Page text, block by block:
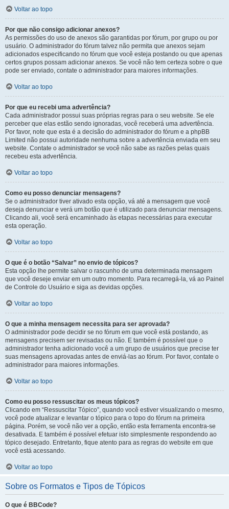
Voltar ao topo
Por que não consigo adicionar anexos?
As permissões do uso de anexos são garantidas por fórum, por grupo ou por
usuário. O administrador do fórum talvez não permita que anexos sejam
adicionados especificando no fórum que você esteja postando ou que apenas
certos grupos possam adicionar anexos. Se você não tem certeza sobre o que
pode ser enviado, contate o administrador para maiores informações.
Voltar ao topo
Por que eu recebi uma advertência?
Cada administrador possui suas próprias regras para o seu website. Se ele
perceber que elas estão sendo ignoradas, você receberá uma advertência.
Por favor, note que esta é a decisão do administrador do fórum e a phpBB
Limited não possui autoridade nenhuma sobre a advertência enviada em seu
website. Contate o administrador se você não sabe as razões pelas quais
recebeu esta advertência.
Voltar ao topo
Como eu posso denunciar mensagens?
Se o administrador tiver ativado esta opção, vá até a mensagem que você
deseja denunciar e verá um botão que é utilizado para denunciar mensagens.
Clicando ali, você será encaminhado às etapas necessárias para executar
esta operação.
Voltar ao topo
O que é o botão “Salvar” no envio de tópicos?
Esta opção lhe permite salvar o rascunho de uma determinada mensagem
que você deseje enviar em um outro momento. Para recarregá-la, vá ao Painel
de Controle do Usuário e siga as devidas opções.
Voltar ao topo
O que a minha mensagem necessita para ser aprovada?
O administrador pode decidir se no fórum em que você está postando, as
mensagens precisem ser revisadas ou não. E também é possível que o
administrador tenha adicionado você a um grupo de usuários que precise ter
suas mensagens aprovadas antes de enviá-las ao fórum. Por favor, contate o
administrador para maiores informações.
Voltar ao topo
Como eu posso ressuscitar os meus tópicos?
Clicando em “Ressuscitar Tópico”, quando você estiver visualizando o mesmo,
você pode atualizar e levantar o tópico para o topo do fórum na primeira
página. Porém, se você não ver a opção, então esta ferramenta encontra-se
desativada. E também é possível efetuar isto simplesmente respondendo ao
tópico desejado. Entretanto, fique atento para as regras do website em que
você está acessando.
Voltar ao topo
Sobre os Formatos e Tipos de Tópicos
O que é BBCode?